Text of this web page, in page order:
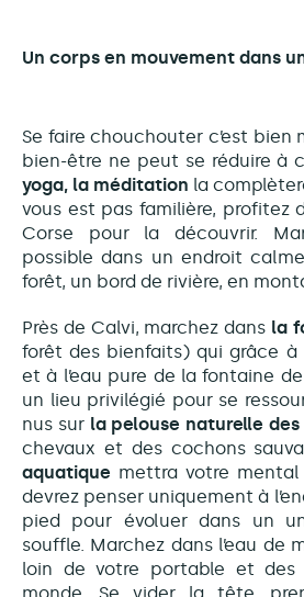
Un corps en mouvement dans
Se faire chouchouter c’est bien
bien-être ne peut se réduire à
yoga, la méditation la
vous est pas familière, profitez
Corse pour la découvrir.
possible dans un endroit
forêt, un bord de rivière, en
Près de Calvi, marchez dans la
forêt des bienfaits) qui grâce à
et à l’eau pure de la fontaine
un lieu privilégié pour se
nus sur la pelouse naturelle des
chevaux et des cochons
aquatique mettra votre
devrez penser uniquement à
pied pour évoluer dans un
souffle. Marchez dans l’eau de
loin de votre portable et
monde. Se vider la tête,